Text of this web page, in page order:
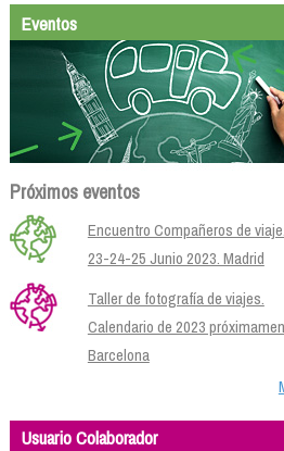
Eventos
Próximos eventos
Encuentro Compañeros de viaje.
23-24-25 Junio 2023. Madrid
Taller de fotografía de viajes.
Calendario de 2023
Barcelona
Usuario Colaborador